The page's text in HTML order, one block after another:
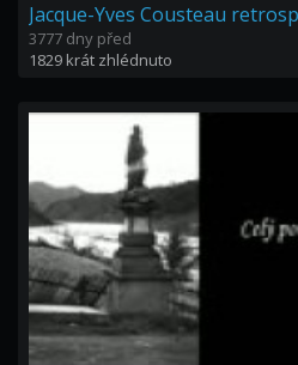
Jacque-Yves Cousteau
3777 dny před
1829 krát zhlédnuto